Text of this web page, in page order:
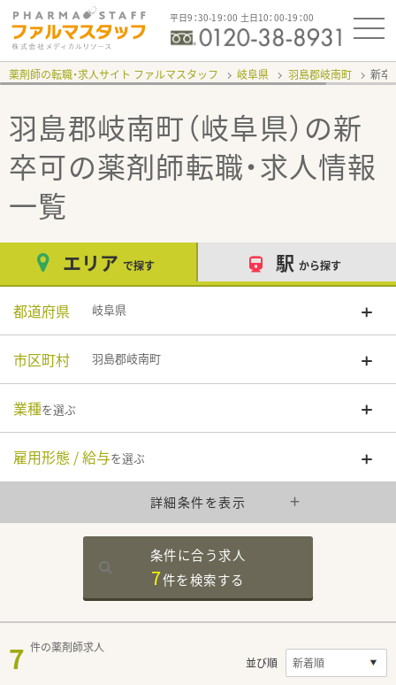
平日9：30-19：00 土日10：00-19：00
薬剤師の転職・求人サイト ファルマスタッフ 岐阜県 羽島郡岐南町 新
羽島郡岐南町（岐阜県）の新
卒可の薬剤師転職・求人情報
一覧
エリア で探す 駅 から探す
都道府県 岐阜県
市区町村 羽島郡岐南町
業種を選ぶ
雇用形態 / 給与を選ぶ
詳細条件を表示
条件に合う求人
7件を検索する
7 件の薬剤師求人
並び順